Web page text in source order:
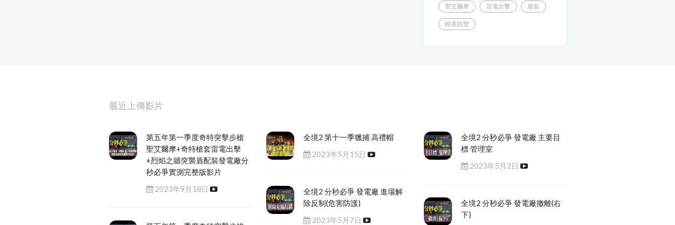
聖艾爾摩 雷電出擊 盾裝
精英防禦
最近上傳影片
第五年第一季度奇特突擊步槍
聖艾爾摩+奇特槍套雷電出擊
+烈焰之牆突襲盾配裝發電廠分
秒必爭實測完整版影片
2023年9月18日
全境2 第十一季獵捕 高禮帽
2023年5月15日
全境2 分秒必爭 發電廠 進場解
除反制(危害防護)
2023年5月7日
全境2 分秒必爭 發電廠 主要目
標 管理室
2023年5月2日
全境2 分秒必爭 發電廠撤離(右
下)